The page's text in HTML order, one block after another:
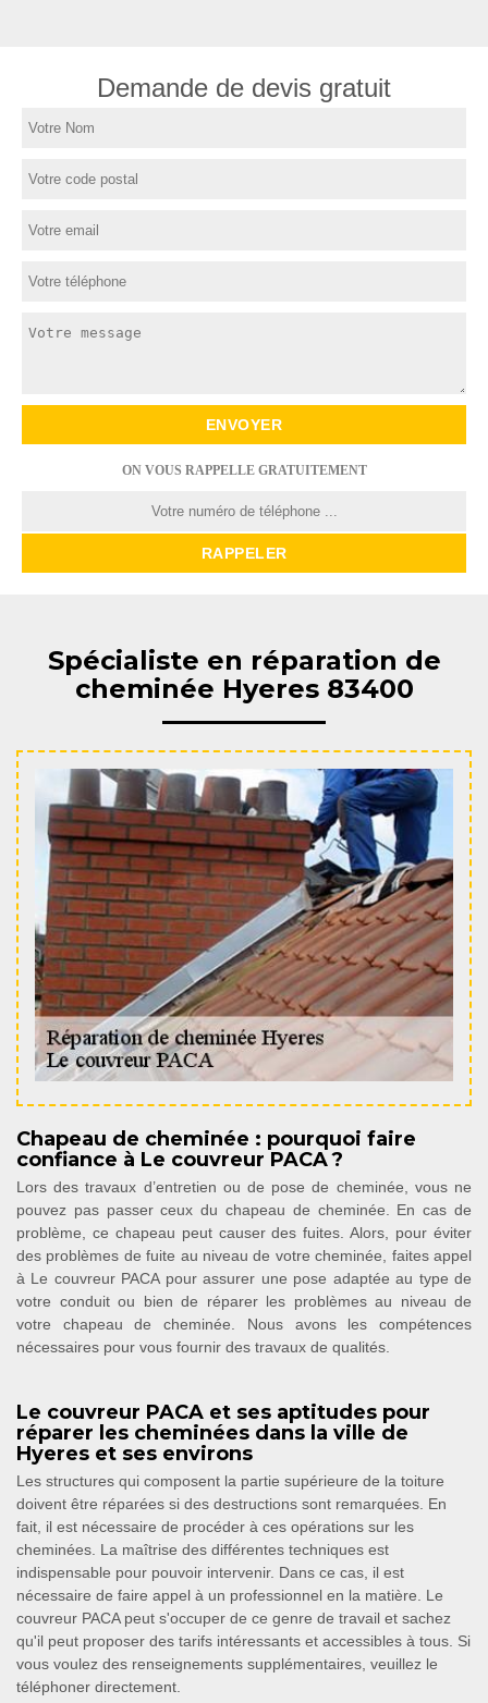
Demande de devis gratuit
ON VOUS RAPPELLE GRATUITEMENT
Spécialiste en réparation de
cheminée Hyeres 83400
Chapeau de cheminée : pourquoi faire
confiance à Le couvreur PACA ?
Lors des travaux d’entretien ou de pose de cheminée, vous ne
pouvez pas passer ceux du chapeau de cheminée. En cas de
problème, ce chapeau peut causer des fuites. Alors, pour éviter
des problèmes de fuite au niveau de votre cheminée, faites appel
à Le couvreur PACA pour assurer une pose adaptée au type de
votre conduit ou bien de réparer les problèmes au niveau de
votre chapeau de cheminée. Nous avons les compétences
nécessaires pour vous fournir des travaux de qualités.
Le couvreur PACA et ses aptitudes pour
réparer les cheminées dans la ville de
Hyeres et ses environs
Les structures qui composent la partie supérieure de la toiture
doivent être réparées si des destructions sont remarquées. En
fait, il est nécessaire de procéder à ces opérations sur les
cheminées. La maîtrise des différentes techniques est
indispensable pour pouvoir intervenir. Dans ce cas, il est
nécessaire de faire appel à un professionnel en la matière. Le
couvreur PACA peut s'occuper de ce genre de travail et sachez
qu'il peut proposer des tarifs intéressants et accessibles à tous. Si
vous voulez des renseignements supplémentaires, veuillez le
téléphoner directement.